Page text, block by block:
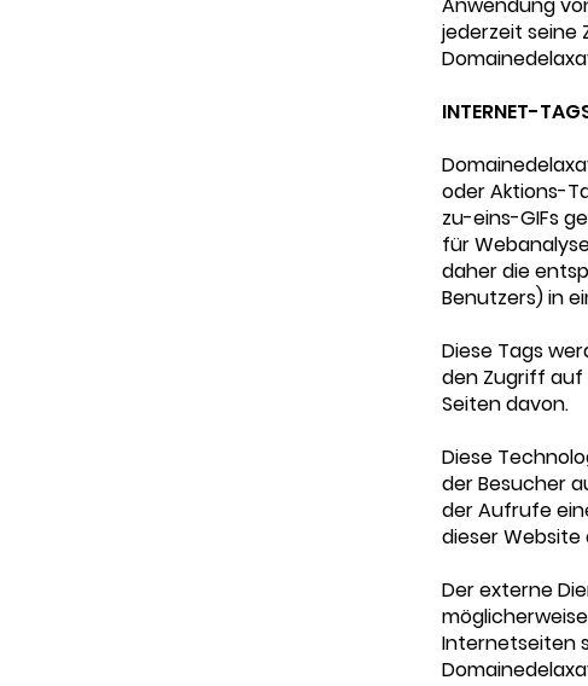
jederzeit seine
INTERNET-
oder Aktions-
zu-eins-GIFs
für
daher die
Benutzers) in
Diese Tags
den Zugriff auf
Seiten davon.
Diese
der Besucher
der Aufrufe
dieser
Der externe
Internetseiten